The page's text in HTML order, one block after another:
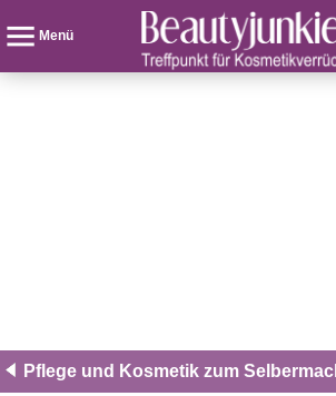
Menü
Pflege und Kosmetik zum